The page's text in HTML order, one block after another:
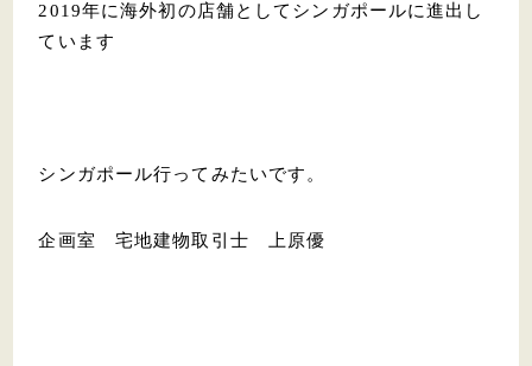
2019年に海外初の店舗としてシンガポールに進出し
ています
シンガポール行ってみたいです。
企画室 宅地建物取引士 上原優